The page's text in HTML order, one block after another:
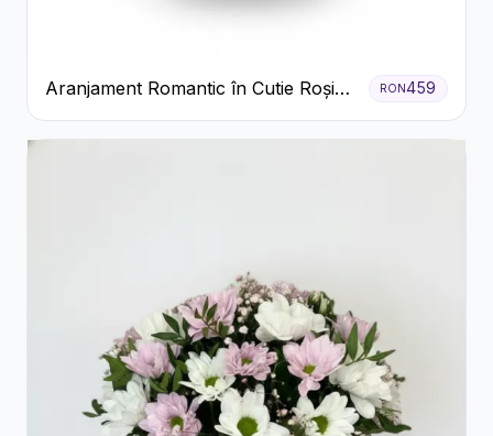
Aranjament Romantic în Cutie Roșie
cu Trandafiri și Crizanteme
RON459